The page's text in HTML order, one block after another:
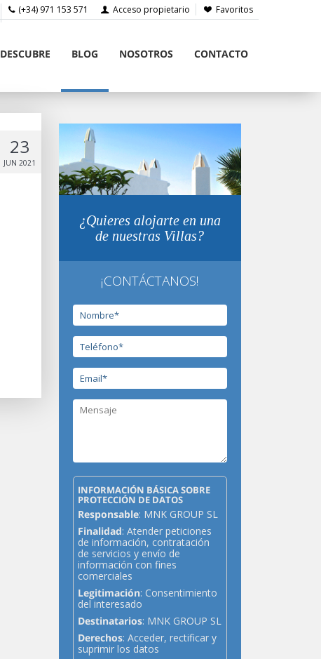
Favoritos
Acceso propietario
(+34) 971 153 571
DESCUBRE BLOG NOSOTROS CONTACTO
23
JUN 2021
¿Quieres alojarte en una
de nuestras Villas?
¡CONTÁCTANOS!
INFORMACIÓN BÁSICA SOBRE
PROTECCIÓN DE DATOS
Responsable: MNK GROUP SL
Finalidad: Atender peticiones
de información, contratación
de servicios y envío de
información con fines
comerciales
Legitimación: Consentimiento
del interesado
Destinatarios: MNK GROUP SL
Derechos: Acceder, rectificar y
suprimir los datos